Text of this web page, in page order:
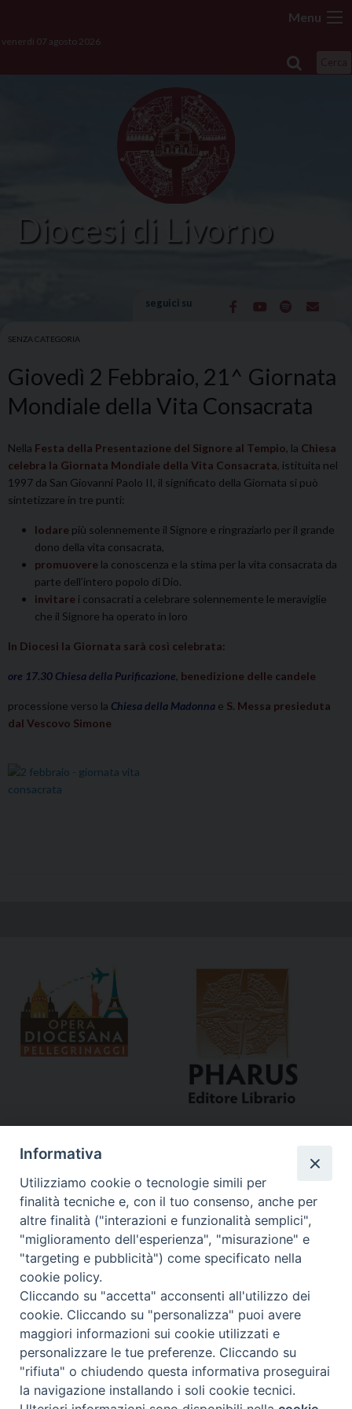
content
Menu
venerdì 07 agosto 2026
Diocesi di Livorno
seguici su
SENZA CATEGORIA
Giovedì 2 Febbraio, 21^ Giornata
Mondiale della Vita Consacrata
Nella Festa della Presentazione del Signore al Tempio , la Chiesa
celebra la Giornata Mondiale della Vita Consacrata, istituita nel
1997 da San Giovanni Paolo II, il significato della Giornata si può
sintetizzare in tre punti:
lodare più solennemente il Signore e ringraziarlo per il grande
dono della vita consacrata,
promuovere la conoscenza e la stima per la vita consacrata da
parte dell’intero popolo di Dio.
invitare i consacrati a celebrare solennemente le meraviglie
che il Signore ha operato in loro
In Diocesi la Giornata sarà così celebrata:
ore 17.30 Chiesa della Purificazione benedizione delle candele
processione verso la Chiesa della Madonna e S. Messa presieduta
dal Vescovo Simone
Curia
Via del Seminario, 61 - 57122 Livorno LI
Tel. 0586 276211
Fax 0586 276243
segreve@livorno.chiesacattolica.it
Copyright © Diocesi Livorno
Informativa
Utilizziamo cookie o tecnologie simili per
finalità tecniche e, con il tuo consenso, anche per
altre finalità ("interazioni e funzionalità semplici",
"miglioramento dell'esperienza", "misurazione" e
"targeting e pubblicità") come specificato nella
cookie policy.
Cliccando su "accetta" acconsenti all'utilizzo dei
cookie. Cliccando su "personalizza" puoi avere
maggiori informazioni sui cookie utilizzati e
personalizzare le tue preferenze. Cliccando su
"rifiuta" o chiudendo questa informativa proseguirai
la navigazione installando i soli cookie tecnici.